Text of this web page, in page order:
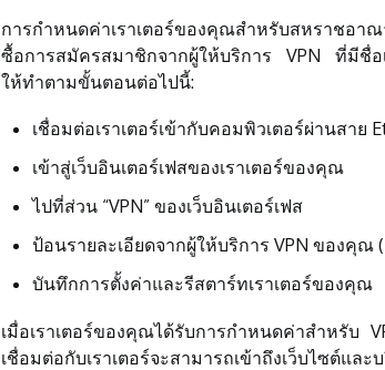
การกำหนดค่าเราเตอร์ของคุณสำหรับสหราชอ
ซื้อการสมัครสมาชิกจากผู้ให้บริการ VPN ที่มีชื่อ
ให้ทำตามขั้นตอนต่อไปนี้:
เชื่อมต่อเราเตอร์เข้ากับคอมพิวเตอร์ผ่านสาย
เข้าสู่เว็บอินเตอร์เฟสของเราเตอร์ของคุณ
ไปที่ส่วน “VPN” ของเว็บอินเตอร์เฟส
ป้อนรายละเอียดจากผู้ให้บริการ VPN ของคุณ
บันทึกการตั้งค่าและรีสตาร์ทเราเตอร์ของคุณ
เมื่อเราเตอร์ของคุณได้รับการกำหนดค่าสำหรั
เชื่อมต่อกับเราเตอร์จะสามารถเข้าถึงเว็บไซต์แ